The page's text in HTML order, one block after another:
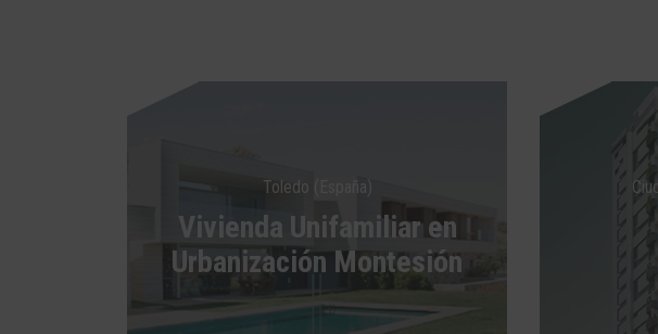
Toledo (España)
Vivienda Unifamiliar en
Urbanización Montesión